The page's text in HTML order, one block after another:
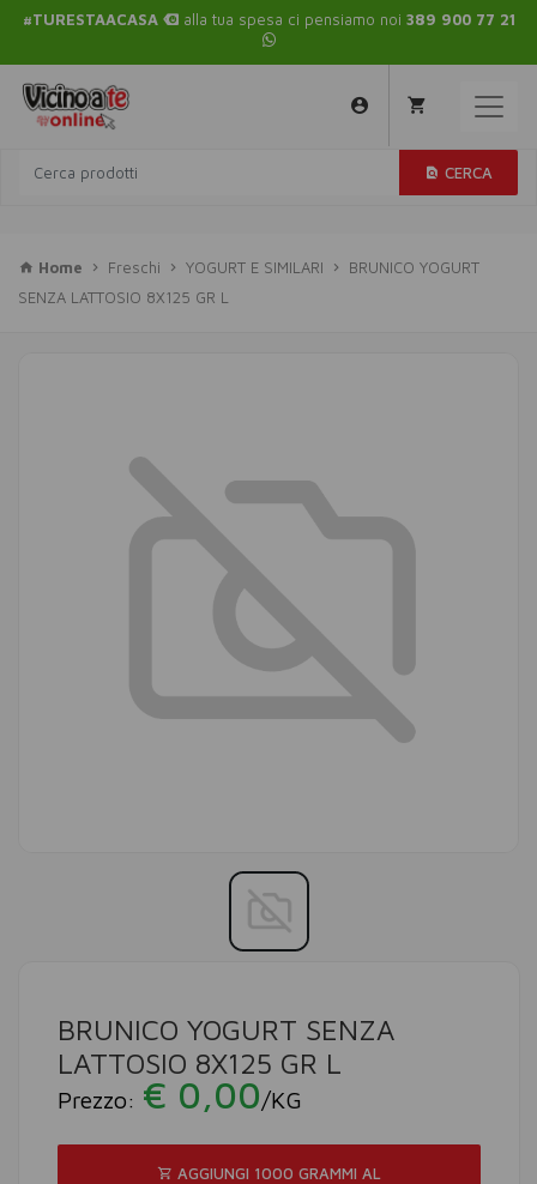
#TURESTAACASA alla tua spesa ci pensiamo noi 389 900 77 21
CERCA
Home Freschi YOGURT E SIMILARI
BRUNICO YOGURT
SENZA LATTOSIO 8X125 GR L
BRUNICO YOGURT SENZA
LATTOSIO 8X125 GR L
Prezzo: € 0,00/KG
AGGIUNGI 1000 GRAMMI AL